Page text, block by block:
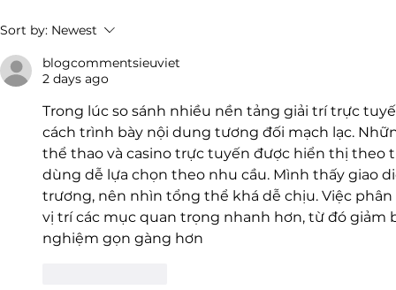
Curug Panjang: Harga
Fasilitas
Sort by: Newest
blogcommentsieuviet
2 days ago
Trong lúc so sánh nhiều nền tảng giải trí trực
cách trình bày nội dung tương đối mạch lạc.
thể thao và casino trực tuyến được hiển thị
dùng dễ lựa chọn theo nhu cầu. Mình thấy giao
trương, nên nhìn tổng thể khá dễ chịu. Việc
vị trí các mục quan trọng nhanh hơn, từ đó giảm
nghiệm gọn gàng hơn